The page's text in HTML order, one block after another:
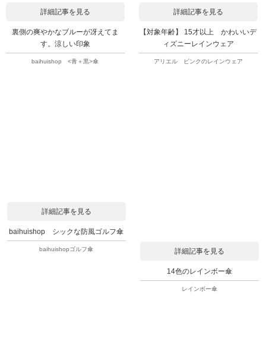
詳細記事を見る
裏側の爽やかなブルーが冴えてま
す。涼しい印象
baihuishop <青＋黒>傘
詳細記事を見る
【対象年齢】 15才以上 かわいいデ
ィズニーレインウェア
アリエル ピンクのレインウェア
詳細記事を見る
baihuishop シックな防風ゴルフ傘
baihuishopゴルフ傘 詳細記事を見る
14色のレインボー傘
レインボー傘